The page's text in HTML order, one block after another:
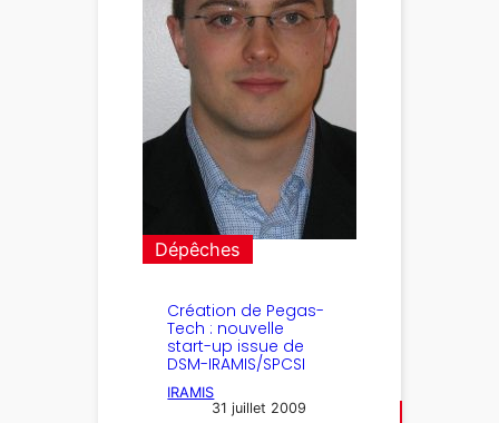
Dépêches
Création de Pegas-
Tech : nouvelle
start-up issue de
DSM-IRAMIS/SPCSI
IRAMIS
31 juillet 2009